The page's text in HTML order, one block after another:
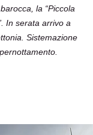
la “Piccola
In serata arrivo a
Sistemazione